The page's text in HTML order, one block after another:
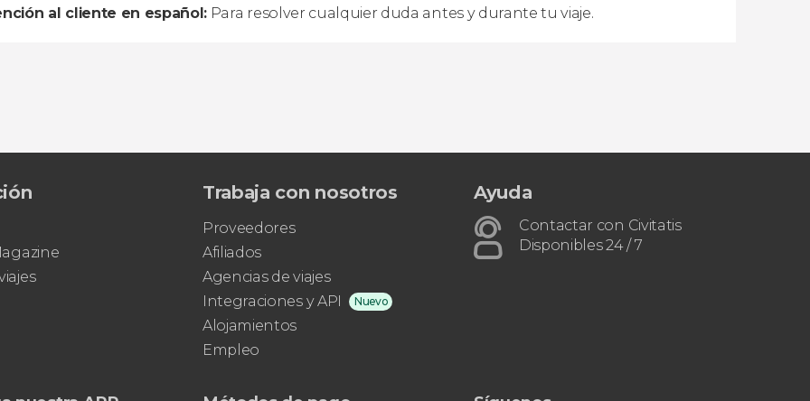
al cliente en español: Para resolver cualquier duda antes y durante tu viaje.
Trabaja con nosotros
Proveedores
Afiliados
Agencias de viajes
Integraciones y API
Nuevo
Alojamientos
Empleo
Ayuda
Contactar con Civitatis
Disponibles 24 / 7